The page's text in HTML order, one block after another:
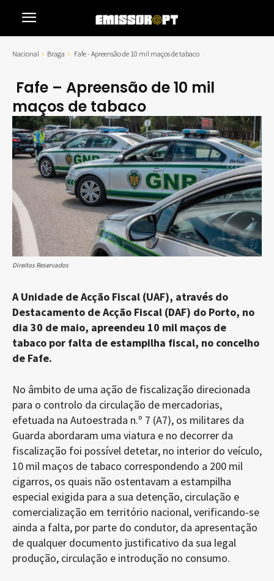
Nacional Braga Fafe - Apreensão de 10 mil maços de tabaco
Fafe – Apreensão de 10 mil
maços de tabaco
Direitos Reservados
A Unidade de Acção Fiscal (UAF), através do
Destacamento de Acção Fiscal (DAF) do Porto, no
dia 30 de maio, apreendeu 10 mil maços de
tabaco por falta de estampilha fiscal, no concelho
de Fafe.
No âmbito de uma ação de fiscalização direcionada
para o controlo da circulação de mercadorias,
efetuada na Autoestrada n.º 7 (A7), os militares da
Guarda abordaram uma viatura e no decorrer da
fiscalização foi possível detetar, no interior do veículo,
10 mil maços de tabaco correspondendo a 200 mil
cigarros, os quais não ostentavam a estampilha
especial exigida para a sua detenção, circulação e
comercialização em território nacional, verificando-se
ainda a falta, por parte do condutor, da apresentação
de qualquer documento justificativo da sua legal
produção, circulação e introdução no consumo.